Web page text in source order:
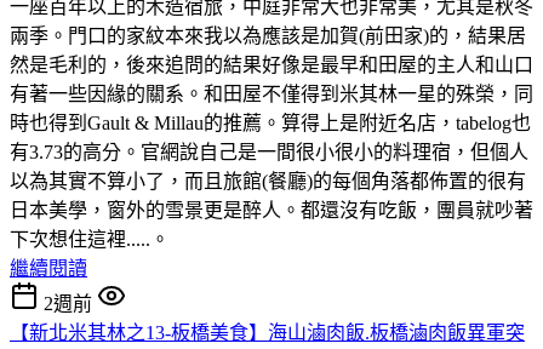
一座百年以上的木造宿旅，中庭非常大也非常美，尤其是秋冬
兩季。門口的家紋本來我以為應該是加賀(前田家)的，結果居
然是毛利的，後來追問的結果好像是最早和田屋的主人和山口
有著一些因緣的關系。和田屋不僅得到米其林一星的殊榮，同
時也得到Gault & Millau的推薦。算得上是附近名店，tabelog也
有3.73的高分。官網說自己是一間很小很小的料理宿，但個人
以為其實不算小了，而且旅館(餐廳)的每個角落都佈置的很有
日本美學，窗外的雪景更是醉人。都還沒有吃飯，團員就吵著
下次想住這裡.....。
繼續閱讀
2週前
【新北米其林之13-板橋美食】海山滷肉飯.板橋滷肉飯異軍突